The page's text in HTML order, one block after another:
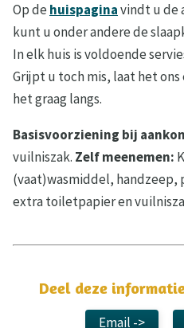
Op de huispaginavindt u de
kunt u onder andere de
In elk huis is voldoende
Grijpt u toch mis, laat het
het graag langs.
Basisvoorziening bij
vuilniszak. Zelf meenemen:
(vaat)wasmiddel,
extra toiletpapier en
Deel deze
Email ->